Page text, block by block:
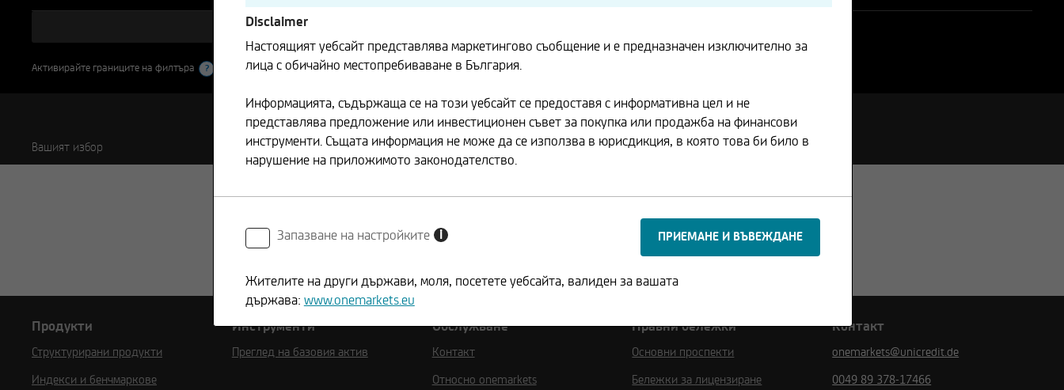
Активирайте границите на филтъра ?
Вашият избор
Продукти
Структурирани продукти
Индекси и бенчмаркове
Инструменти
Преглед на базовия актив
Обслужване
Контакт
Относно onemarkets
Правни бележки
Основни проспекти
Бележки за лицензиране
Контакт
onemarkets@unicredit.de
0049 89 378-17466
Disclaimer
Настоящият уебсайт представлява маркетингово съобщение и е предназначен изключително за
лица с обичайно местопребиваване в България.
Информацията, съдържаща се на този уебсайт се предоставя с информативна цел и не
представлява предложение или инвестиционен съвет за покупка или продажба на финансови
инструменти. Същата информация не може да се използва в юрисдикция, в която това би било в
нарушение на приложимото законодателство.
Запазване на настройките i
Жителите на други държави, моля, посетете уебсайта, валиден за вашата
държава: www.onemarkets.eu